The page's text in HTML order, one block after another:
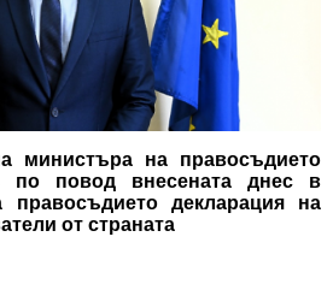
министъра на правосъдието
по повод внесената днес в
правосъдието декларация на
от страната